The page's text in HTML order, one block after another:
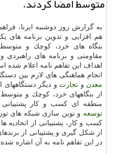
به گزارش روز دوشنبه ایرنا،
هم افزایی و تدوین برنامه های
بنگاه های خرد، كوچك و
مقاومتی و برنامه های راهبردی
اهداف این تفاهم نامه اعلام شده
انجام هماهنگی های لازم بین
معدن و تجارت و دیگر دستگاههای
از بنگاههای خرد، كوچك و
منطقه ای كسب و كار پشتیبانی
توسعه و نوین سازی شبكه های
كسب و كار، پشتیبانی از اتحادیه
از شكل گیری و پشتیبانی از
در این تفاهم نامه به آن اشاره